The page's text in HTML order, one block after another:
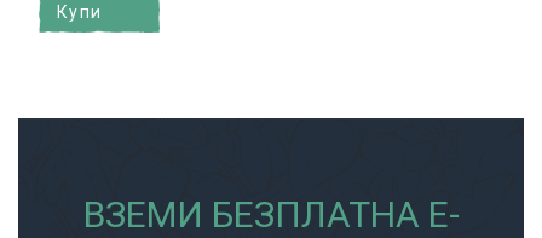
Купи
ВЗЕМИ БЕЗПЛАТНА Е-